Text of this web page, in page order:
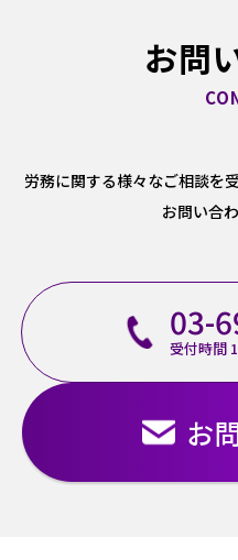
お問
労務に関する様々なご相談を
お問い合
03-
受付時間
お